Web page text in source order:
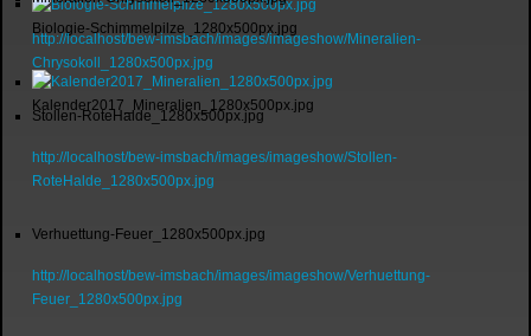
Biologie-Schimmelpilze_1280x500px.jpg
Kalender2017_Mineralien_1280x500px.jpg
http://localhost/bew-imsbach/images/imageshow/Mineralien-
Chrysokoll_1280x500px.jpg
Stollen-RoteHalde_1280x500px.jpg
http://localhost/bew-imsbach/images/imageshow/Stollen-
RoteHalde_1280x500px.jpg
Verhuettung-Feuer_1280x500px.jpg
http://localhost/bew-imsbach/images/imageshow/Verhuettung-
Feuer_1280x500px.jpg